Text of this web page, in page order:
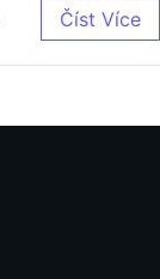
Číst Více